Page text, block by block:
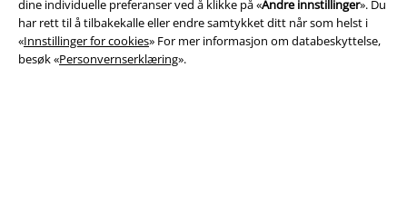
dine individuelle preferanser ved å klikke på «Andre innstillinger». Du
har rett til å tilbakekalle eller endre samtykket ditt når som helst i
«Innstillinger for cookies» For mer informasjon om databeskyttelse,
besøk «Personvernserklæring».
Frakt